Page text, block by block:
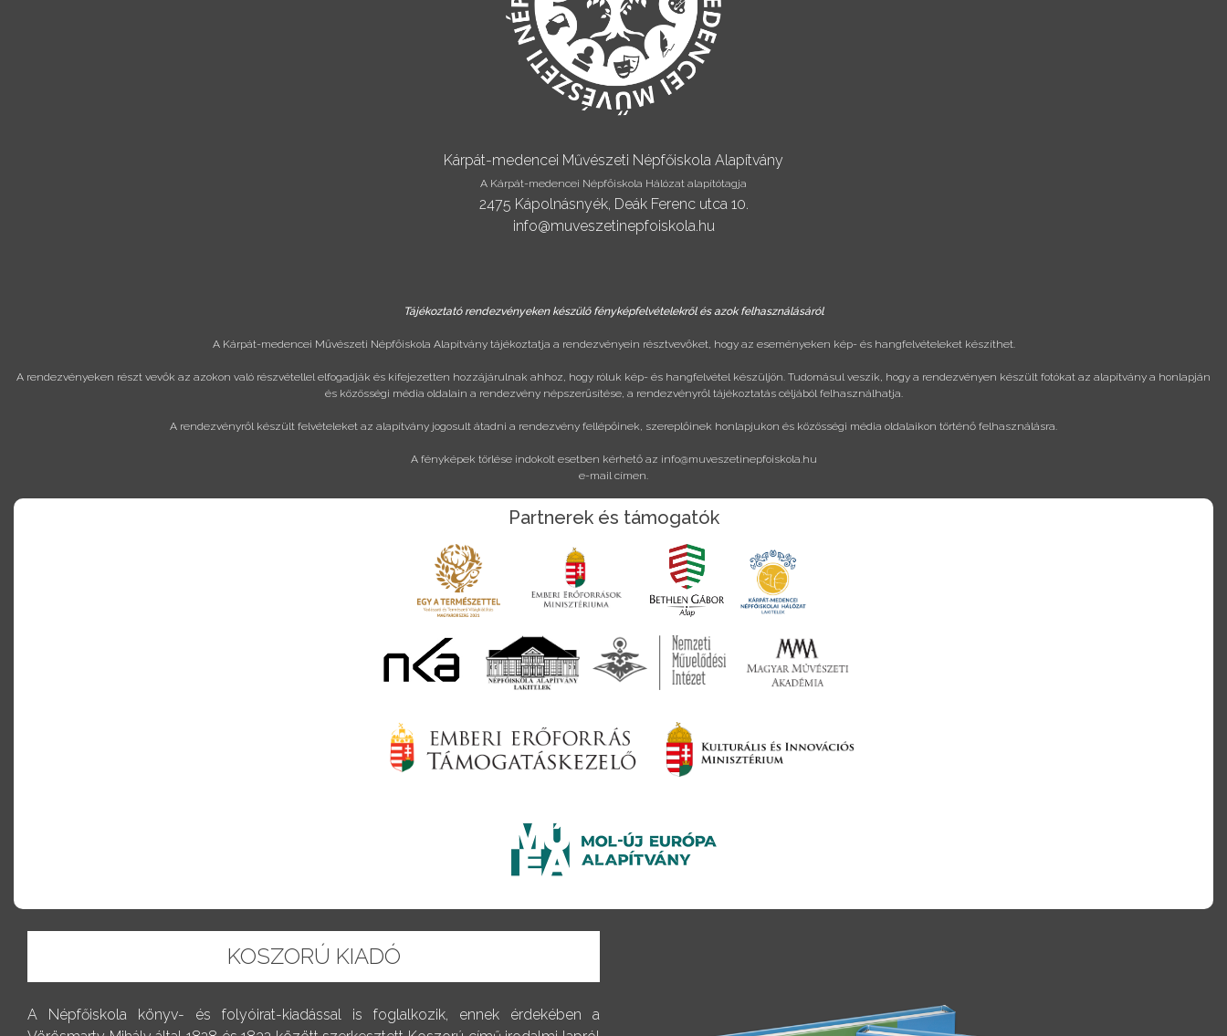
Kárpát-medencei Művészeti Népfőiskola Alapítvány
A Kárpát-medencei Népfőiskola Hálózat alapítótagja
2475 Kápolnásnyék, Deák Ferenc utca 10.
info@muveszetinepfoiskola.hu
Tájékoztató rendezvényeken készülő fényképfelvételekről és azok felhasználásáról
A Kárpát-medencei Művészeti Népfőiskola Alapítvány tájékoztatja a rendezvényein résztvevőket, hogy az eseményeken kép- és hangfelvételeket készíthet.
A rendezvényeken részt vevők az azokon való részvétellel elfogadják és kifejezetten hozzájárulnak ahhoz, hogy róluk kép- és hangfelvétel készüljön. Tudomásul veszik, hogy a rendezvényen készült fotókat az alapítvány a honlapján
és közösségi média oldalain a rendezvény népszerűsítése, a rendezvényről tájékoztatás céljából felhasználhatja.
A rendezvényről készült felvételeket az alapítvány jogosult átadni a rendezvény fellépőinek, szereplőinek honlapjukon és közösségi média oldalaikon történő felhasználásra.
A fényképek törlése indokolt esetben kérhető az info@muveszetinepfoiskola.hu
e-mail címen.
Partnerek és támogatók
KOSZORÚ KIADÓ
A Népfőiskola könyv- és folyóirat-kiadással is foglalkozik, ennek érdekében a